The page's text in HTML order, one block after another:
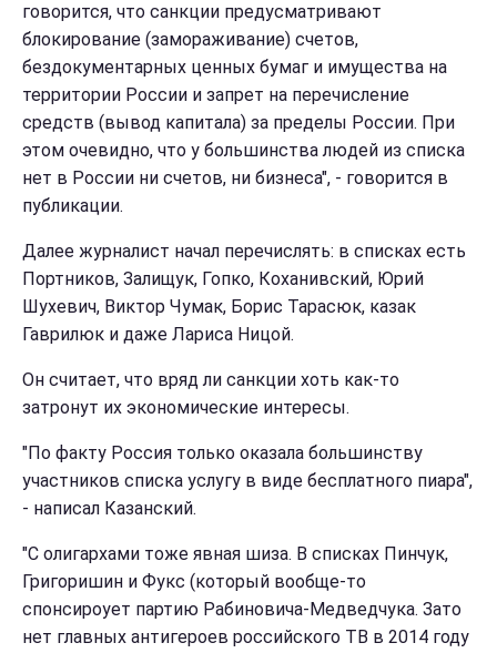
говорится, что санкции предусматривают
блокирование (замораживание) счетов,
бездокументарных ценных бумаг и имущества на
территории России и запрет на перечисление
средств (вывод капитала) за пределы России. При
этом очевидно, что у большинства людей из списка
нет в России ни счетов, ни бизнеса", - говорится в
публикации.
Далее журналист начал перечислять: в списках есть
Портников, Залищук, Гопко, Коханивский, Юрий
Шухевич, Виктор Чумак, Борис Тарасюк, казак
Гаврилюк и даже Лариса Ницой.
Он считает, что вряд ли санкции хоть как-то
затронут их экономические интересы.
"По факту Россия только оказала большинству
участников списка услугу в виде бесплатного пиара",
- написал Казанский.
"С олигархами тоже явная шиза. В списках Пинчук,
Григоришин и Фукс (который вообще-то
спонсироует партию Рабиновича-Медведчука. Зато
нет главных антигероев российского ТВ в 2014 году